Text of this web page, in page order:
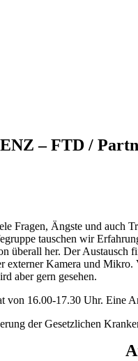
– FTD /
Fragen, Ängste und auch
tauschen wir
überall her. Der
externer Kamera und
aber gern gesehen.
von 16.00-17.30 Uhr. Eine
der Gesetzlichen